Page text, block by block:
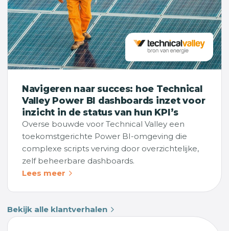
Navigeren naar succes: hoe Technical
Valley Power BI dashboards inzet voor
inzicht in de status van hun KPI’s
Overse bouwde voor Technical Valley een
toekomstgerichte Power BI-omgeving die
complexe scripts verving door overzichtelijke,
zelf beheerbare dashboards.
Lees meer
Bekijk alle klantverhalen